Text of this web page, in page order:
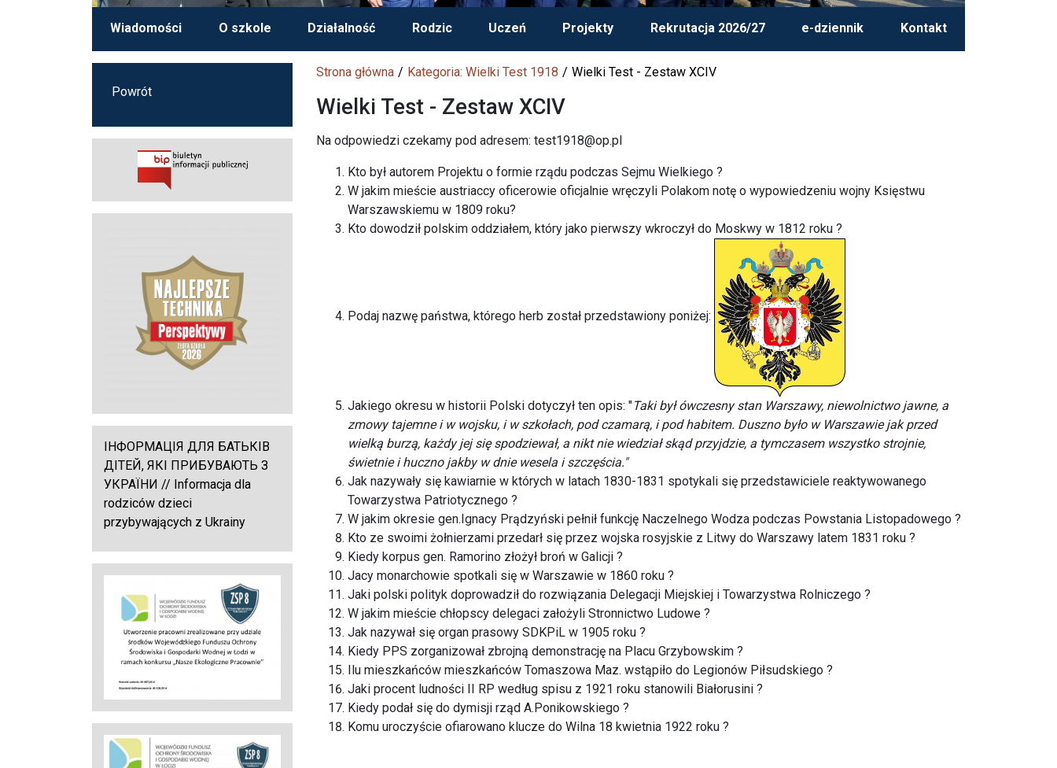
Wiadomości O szkole Działalność Rodzic Uczeń Projekty Rekrutacja 2026/27 e-dziennik Kontakt
Strona główna Kategoria: Wielki Test 1918 Wielki Test - Zestaw XCIV
Wielki Test - Zestaw XCIV
Na odpowiedzi czekamy pod adresem: test1918@op.pl
Kto był autorem Projektu o formie rządu podczas Sejmu Wielkiego ?
W jakim mieście austriaccy oficerowie oficjalnie wręczyli Polakom notę o wypowiedzeniu wojny Księstwu
Warszawskiemu w 1809 roku?
Kto dowodził polskim oddziałem, który jako pierwszy wkroczył do Moskwy w 1812 roku ?
Podaj nazwę państwa, którego herb został przedstawiony poniżej:
Jakiego okresu w historii Polski dotyczył ten opis: "Taki był ówczesny stan Warszawy, niewolnictwo jawne, a
zmowy tajemne i w wojsku, i w szkołach, pod czamarą, i pod habitem. Duszno było w Warszawie jak przed
wielką burzą, każdy jej się spodziewał, a nikt nie wiedział skąd przyjdzie, a tymczasem wszystko strojnie,
świetnie i huczno jakby w dnie wesela i szczęścia."
Jak nazywały się kawiarnie w których w latach 1830-1831 spotykali się przedstawiciele reaktywowanego
Towarzystwa Patriotycznego ?
W jakim okresie gen.Ignacy Prądzyński pełnił funkcję Naczelnego Wodza podczas Powstania Listopadowego ?
Kto ze swoimi żołnierzami przedarł się przez wojska rosyjskie z Litwy do Warszawy latem 1831 roku ?
Kiedy korpus gen. Ramorino złożył broń w Galicji ?
Jacy monarchowie spotkali się w Warszawie w 1860 roku ?
Jaki polski polityk doprowadził do rozwiązania Delegacji Miejskiej i Towarzystwa Rolniczego ?
W jakim mieście chłopscy delegaci założyli Stronnictwo Ludowe ?
Jak nazywał się organ prasowy SDKPiL w 1905 roku ?
Kiedy PPS zorganizował zbrojną demonstrację na Placu Grzybowskim ?
Ilu mieszkańców mieszkańców Tomaszowa Maz. wstąpiło do Legionów Piłsudskiego ?
Jaki procent ludności II RP według spisu z 1921 roku stanowili Białorusini ?
Kiedy podał się do dymisji rząd A.Ponikowskiego ?
Komu uroczyście ofiarowano klucze do Wilna 18 kwietnia 1922 roku ?
Powrót
ІНФОРМАЦІЯ ДЛЯ БАТЬКІВ
ДІТЕЙ, ЯКІ ПРИБУВАЮТЬ З
УКРАЇНИ // Informacja dla
rodziców dzieci
przybywających z Ukrainy